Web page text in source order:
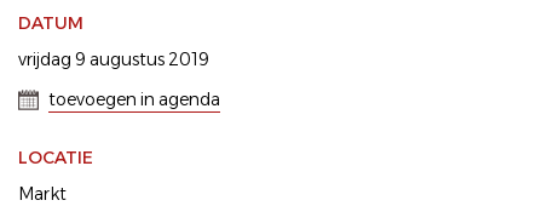
DATUM
vrijdag 9 augustus 2019
toevoegen in agenda
LOCATIE
Markt